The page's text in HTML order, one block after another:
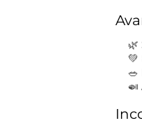
🌿
💚
🥗
🍛